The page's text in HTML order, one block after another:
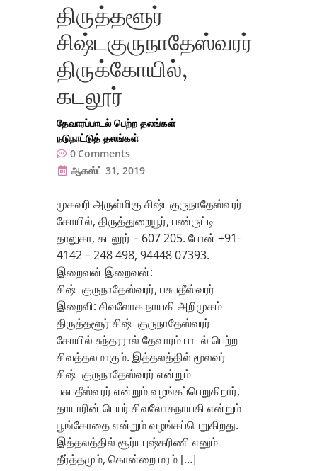
திருத்தளூர்
சிஷ்டகுருநாதேஸ்வரர்
திருக்கோயில்,
கடலூர்
தேவாரப்பாடல் பெற்ற தலங்கள்
நடுநாட்டுத் தலங்கள்
0 Comments
ஆகஸ்ட் 31, 2019
முகவரி அருள்மிகு சிஷ்டகுருநாதேஸ்வரர்
கோயில், திருத்துறையூர், பண்ருட்டி
தாலுகா, கடலூர் – 607 205. போன் +91-
4142 – 248 498, 94448 07393.
இறைவன் இறைவன்:
சிஷ்டகுருநாதேஸ்வரர், பசுபதீஸ்வரர்
இறைவி: சிவலோக நாயகி அறிமுகம்
திருத்தளூர் சிஷ்டகுருநாதேஸ்வரர்
கோயில் சுந்தரரால் தேவாரம் பாடல் பெற்ற
சிவத்தலமாகும். இத்தலத்தில் மூலவர்
சிஷ்டகுருநாதேஸ்வரர் என்றும்
பசுபதீஸ்வரர் என்றும் வழங்கப்பெறுகிறார்,
தாயாரின் பெயர் சிவலோகநாயகி என்றும்
பூங்கோதை என்றும் வழங்கப்பெறுகிறது.
இத்தலத்தில் சூர்யபுஷ்கரிணி எனும்
தீர்த்தமும், கொன்றை மரம் […]